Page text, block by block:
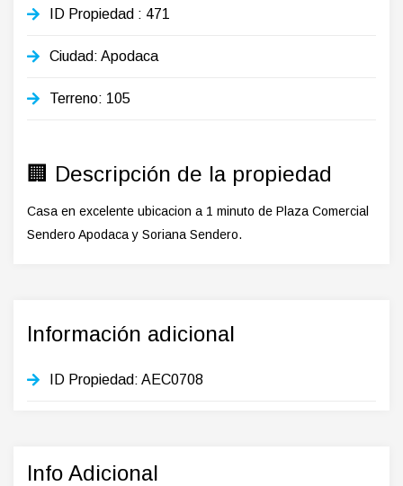
ID Propiedad : 471
Ciudad: Apodaca
Terreno: 105
🏢 Descripción de la propiedad
Casa en excelente ubicacion a 1 minuto de Plaza Comercial
Sendero Apodaca y Soriana Sendero.
Información adicional
ID Propiedad: AEC0708
Info Adicional